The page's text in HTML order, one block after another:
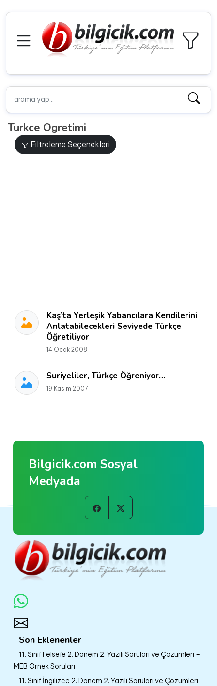
Turkce Ogretimi
Filtreleme Seçenekleri
Kaş’ta Yerleşik Yabancılara Kendilerini
Anlatabilecekleri Seviyede Türkçe
Öğretiliyor
14 Ocak 2008
Suriyeliler, Türkçe Öğreniyor…
19 Kasım 2007
Bilgicik.com Sosyal
Medyada
Son Eklenenler
11. Sınıf Felsefe 2. Dönem 2. Yazılı Soruları ve Çözümleri –
MEB Örnek Soruları
11. Sınıf İngilizce 2. Dönem 2. Yazılı Soruları ve Çözümleri